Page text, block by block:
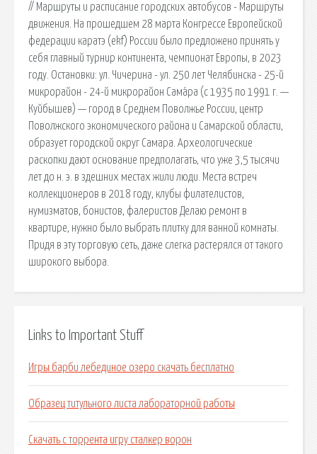
// Маршруты и расписание городских автобусов - Маршруты
движения. На прошедшем 28 марта Конгрессе Европейской
федерации каратэ (ekf) России было предложено принять у
себя главный турнир континента, чемпионат Европы, в 2023
году. Остановки: ул. Чичерина - ул. 250 лет Челябинска - 25-й
микрорайон - 24-й микрорайон Сама́ра (с 1935 по 1991 г. —
Куйбышев) — город в Среднем Поволжье России, центр
Поволжского экономического района и Самарской области,
образует городской округ Самара. Археологические
раскопки дают основание предполагать, что уже 3,5 тысячи
лет до н. э. в здешних местах жили люди. Места встреч
коллекционеров в 2018 году, клубы филателистов,
нумизматов, бонистов, фалеристов Делаю ремонт в
квартире, нужно было выбрать плитку для ванной комнаты.
Придя в эту торговую сеть, даже слегка растерялся от такого
широкого выбора.
Links to Important Stuff
Игры барби лебединое озеро скачать бесплатно
Образец титульного листа лабораторной работы
Скачать с торрента игру сталкер ворон